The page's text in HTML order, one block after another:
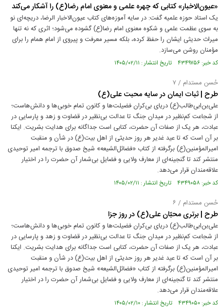
«عیون‌الاخبار» کتابی که چهره علمی و معنوی امام رضا(ع) را آشکار می‌کند
یک استاد حوزه علمیه گفت: در سایه آموزه‌های کتاب عیون‌الاخبار الرضا، دریچه‌ای نو
به سوی عظمت علمی و شکوه معنوی امام رضا(ع) گشوده می‌شود؛ اثری که نه تنها
میراث حدیثی ایشان را حفظ کرده، بلکه مسیر معرفت و پیروی از امام همام را برای
مؤمنان روشن می‌سازد.
کد خبر: ۴۳۴۹۷۵۶ تاریخ انتشار : ۱۴۰۵/۰۲/۱۱
حُسن مستدام / ۷
طرح | ثبات ایمان در سایه محبت علی(ع)
علی‌بن‌ابی‌طالب(ع) دریای بی‌کران فضیلت‌ها و کانون تمام خوبی‌ها و دانش‌هاست؛
از شجاعت کم‌نظیر در میدان جنگ تا عدالت بی‌نظیر در قضاوت و زهد و پارسایی در
عبادت، هر یک از صفات آن حضرت، کتابی است جداگانه برای هدایت بشریت. ایکنا
بر آن است که تا عید غدیر هر روز حدیثی از اهل بیت(ع) در شأن و منقبت
امیرالمؤمنین(ع) برگرفته از کتاب «فضائل‌الشیعه» شیخ صدوق با ترجمه امیر توحیدی
منتشر کند تا گنجینه‌ای از معارف ولایی و فضایل بی‌شمار آن حضرت را در اختیار
علاقه‌مندان قرار می‌دهد.
کد خبر: ۴۳۴۹۰۵۸ تاریخ انتشار : ۱۴۰۵/۰۲/۱۱
حُسن مستدام / ۶
طرح | برتری محبّان علی(ع) در روز جزا
علی‌بن‌ابی‌طالب(ع) دریای بی‌کران فضیلت‌ها و کانون تمام خوبی‌ها و دانش‌هاست؛
از شجاعت کم‌نظیر در میدان جنگ تا عدالت بی‌نظیر در قضاوت و زهد و پارسایی در
عبادت، هر یک از صفات آن حضرت، کتابی است جداگانه برای هدایت بشریت. ایکنا
بر آن است که تا عید غدیر هر روز حدیثی از اهل بیت(ع) در شأن و منقبت
امیرالمؤمنین(ع) برگرفته از کتاب «فضائل‌الشیعه» شیخ صدوق با ترجمه امیر توحیدی
منتشر کند تا گنجینه‌ای از معارف ولایی و فضایل بی‌شمار آن حضرت را در اختیار
علاقه‌مندان قرار می‌دهد.
کد خبر: ۴۳۴۹۰۵۰ تاریخ انتشار : ۱۴۰۵/۰۲/۱۰